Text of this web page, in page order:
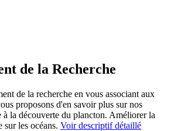
de la Recherche
de la recherche en vous associant aux
proposons d'en savoir plus sur nos
la découverte du plancton. Améliorer la
sur les océans. Voir descriptif détaillé